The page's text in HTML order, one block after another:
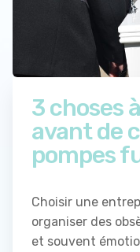
3 choses
avant de
pompes
Choisir une
organiser des
et souvent